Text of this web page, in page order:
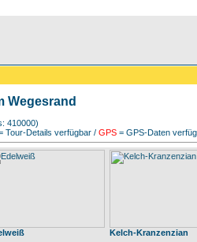
Wegesrand
410000)
Tour-Details verfügbar / GPS = GPS-Daten
Kelch-Kranzenzian